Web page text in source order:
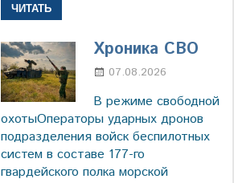
ЧИТАТЬ
Хроника СВО
07.08.2026
В режиме свободной
охотыОператоры ударных дронов
подразделения войск беспилотных
систем в составе 177-го
гвардейского полка морской